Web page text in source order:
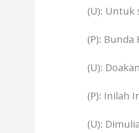
(U): Untuk
(P): Bunda
(U):
(P): Inilah
(U):